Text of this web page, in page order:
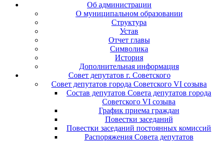
Об администрации
О муниципальном образовании
Структура
Устав
Отчет главы
Символика
История
Дополнительная информация
Совет депутатов г. Советского
Совет депутатов города Советского VI созыва
Состав депутатов Совета депутатов города
Советского VI созыва
График приема граждан
Повестки заседаний
Повестки заседаний постоянных комиссий
Распоряжения Совета депутатов